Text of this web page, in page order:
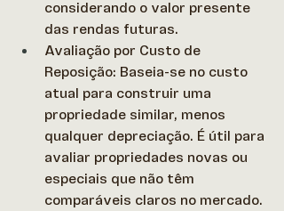
considerando o valor presente
das rendas futuras.
Avaliação por Custo de
Reposição: Baseia-se no custo
atual para construir uma
propriedade similar, menos
qualquer depreciação. É útil para
avaliar propriedades novas ou
especiais que não têm
comparáveis claros no mercado.